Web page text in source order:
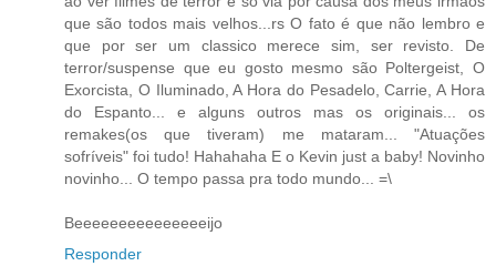
que são todos mais velhos...rs O fato é que não lembro e
que por ser um classico merece sim, ser revisto. De
terror/suspense que eu gosto mesmo são Poltergeist, O
Exorcista, O Iluminado, A Hora do Pesadelo, Carrie, A Hora
do Espanto... e alguns outros mas os originais... os
remakes(os que tiveram) me mataram... "Atuações
sofríveis" foi tudo! Hahahaha E o Kevin just a baby! Novinho
novinho... O tempo passa pra todo mundo... =\
Beeeeeeeeeeeeeeeijo
Responder